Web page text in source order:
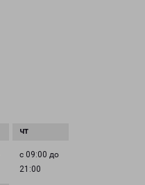
с 09:00 до
21:00